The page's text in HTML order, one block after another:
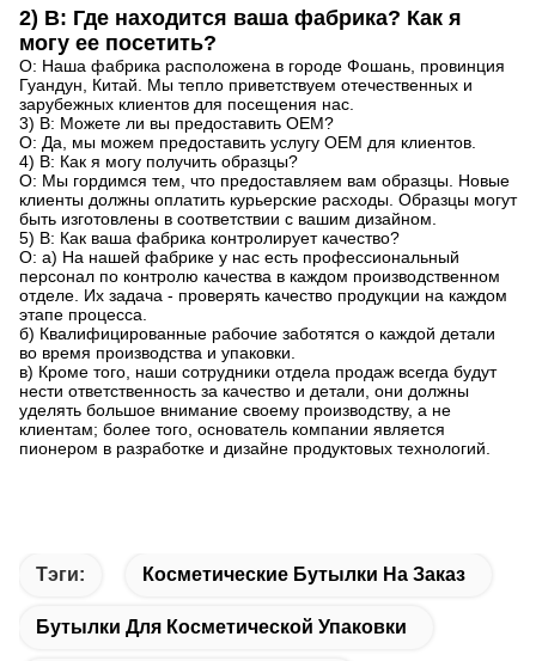
2) В: Где находится ваша фабрика? Как я
могу ее посетить?
О: Наша фабрика расположена в городе Фошань, провинция
Гуандун, Китай. Мы тепло приветствуем отечественных и
зарубежных клиентов для посещения нас.
3) В: Можете ли вы предоставить OEM?
О: Да, мы можем предоставить услугу OEM для клиентов.
4) В: Как я могу получить образцы?
О: Мы гордимся тем, что предоставляем вам образцы. Новые
клиенты должны оплатить курьерские расходы. Образцы могут
быть изготовлены в соответствии с вашим дизайном.
5) В: Как ваша фабрика контролирует качество?
О: а) На нашей фабрике у нас есть профессиональный
персонал по контролю качества в каждом производственном
отделе. Их задача - проверять качество продукции на каждом
этапе процесса.
б) Квалифицированные рабочие заботятся о каждой детали
во время производства и упаковки.
в) Кроме того, наши сотрудники отдела продаж всегда будут
нести ответственность за качество и детали, они должны
уделять большое внимание своему производству, а не
клиентам; более того, основатель компании является
пионером в разработке и дизайне продуктовых технологий.
Тэги: Косметические Бутылки На Заказ
Бутылки Для Косметической Упаковки